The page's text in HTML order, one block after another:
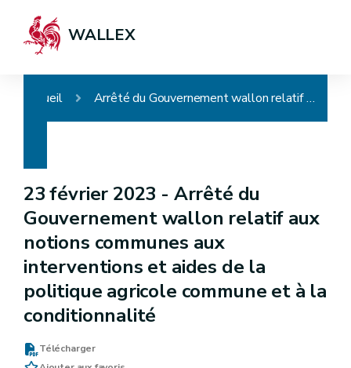
WALLEX
Accueil Arrêté du Gouvernement wallon relatif aux notions communes aux interventions et aides de la politique agricole commune et à la conditionnalité
23 février 2023 - Arrêté du
Gouvernement wallon relatif aux
notions communes aux
interventions et aides de la
politique agricole commune et à la
conditionnalité
Télécharger